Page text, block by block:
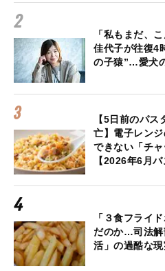
「私もまだ、
佳代子が往復4
の子猿”…愛犬
【5日前のパ
亡】電子レン
できない「チ
【2026年6月バ
「３食フライ
だのか…司法解
活」の過酷な